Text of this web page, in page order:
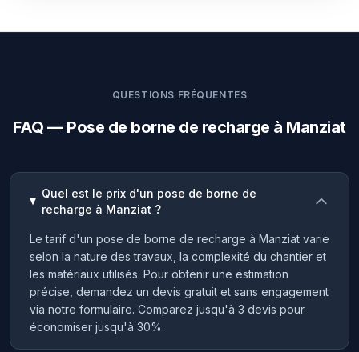
QUESTIONS FRÉQUENTES
FAQ — Pose de borne de recharge à Manziat
Quel est le prix d'un pose de borne de
recharge à Manziat ?
Le tarif d'un pose de borne de recharge à Manziat varie
selon la nature des travaux, la complexité du chantier et
les matériaux utilisés. Pour obtenir une estimation
précise, demandez un devis gratuit et sans engagement
via notre formulaire. Comparez jusqu'à 3 devis pour
économiser jusqu'à 30%.